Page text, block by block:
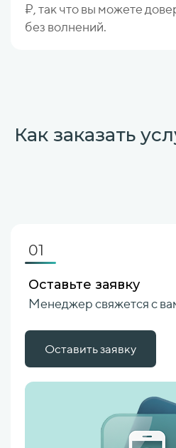
₽, так что вы можете
без волнений.
Как заказать
01
Оставьте заявку
Менеджер свяжется с
Оставить заявку